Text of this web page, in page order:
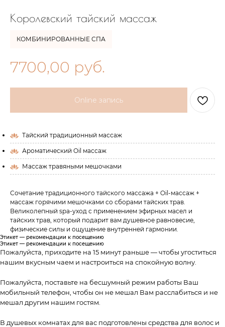
Королевский тайский массаж
КОМБИНИРОВАННЫЕ СПА
7700,00 руб.
Online запись
Тайский традиционный массаж
Ароматический Oil массаж
Массаж травяными мешочками
Сочетание традиционного тайского массажа + Oil-массаж +
массаж горячими мешочками со сборами тайских трав.
Великолепный spa-уход с применением эфирных масел и
тайских трав, который подарит вам душевное равновесие,
физические силы и ощущение внутренней гармонии.
Этикет — рекомендации к посещению
Этикет — рекомендации к посещению
Пожалуйста, приходите на 15 минут раньше — чтобы угоститься
нашим вкусным чаем и настроиться на спокойную волну.
Пожалуйста, поставьте на бесшумный режим работы Ваш
мобильный телефон, чтобы он не мешал Вам расслабиться и не
мешал другим нашим гостям.
В душевых комнатах для вас подготовлены средства для волос и